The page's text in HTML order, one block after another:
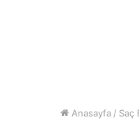
Anasayfa / Saç